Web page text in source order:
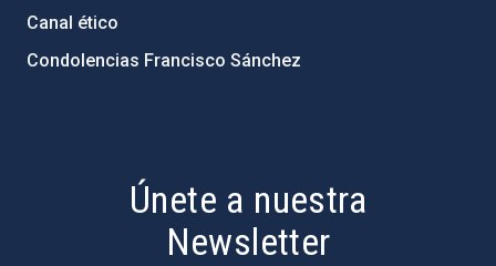
Canal ético
Condolencias Francisco Sánchez
Únete a nuestra
Newsletter